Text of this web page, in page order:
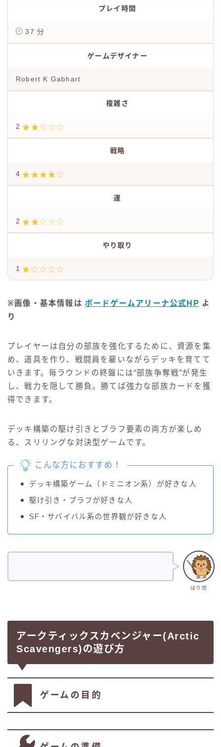
プレイ時間
37 分
ゲームデザイナー
Robert K Gabhart
複雑さ
2
戦略
4
運
2
やり取り
1
※画像・基本情報は ボードゲームアリーナ公式HP よ
り
プレイヤーは自分の部族を強化するために、資源を集
め、道具を作り、戦闘員を雇いながらデッキを育てて
いきます。毎ラウンドの終盤には“部族争奪戦”が発生
し、戦力を隠して勝負。勝てば強力な部族カードを獲
得できます。
デッキ構築の駆け引きとブラフ要素の両方が楽しめ
る、スリリングな対決型ゲームです。
こんな方におすすめ！
デッキ構築ゲーム（ドミニオン系）が好きな人
駆け引き・ブラフが好きな人
SF・サバイバル系の世界観が好きな人
はり坊
アークティックスカベンジャー(Arctic
Scavengers)の遊び方
ゲームの目的